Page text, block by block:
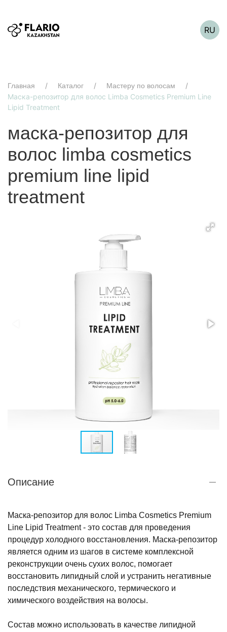
RU
Главная Каталог Мастеру по волосам
Маска-репозитор для волос Limba Cosmetics Premium Line
Lipid Treatment
маска-репозитор для
волос limba cosmetics
premium line lipid
treatment
Описание
Маска-репозитор для волос Limba Cosmetics Premium
Line Lipid Treatment - это состав для проведения
процедур холодного восстановления. Маска-репозитор
является одним из шагов в системе комплексной
реконструкции очень сухих волос, помогает
восстановить липидный слой и устранить негативные
последствия механического, термического и
химического воздействия на волосы.
Состав можно использовать в качестве липидной